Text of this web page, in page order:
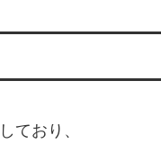
しており、